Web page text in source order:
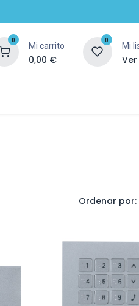
0
Mi carrito
0,00 €
0
Mi
Ordenar por: